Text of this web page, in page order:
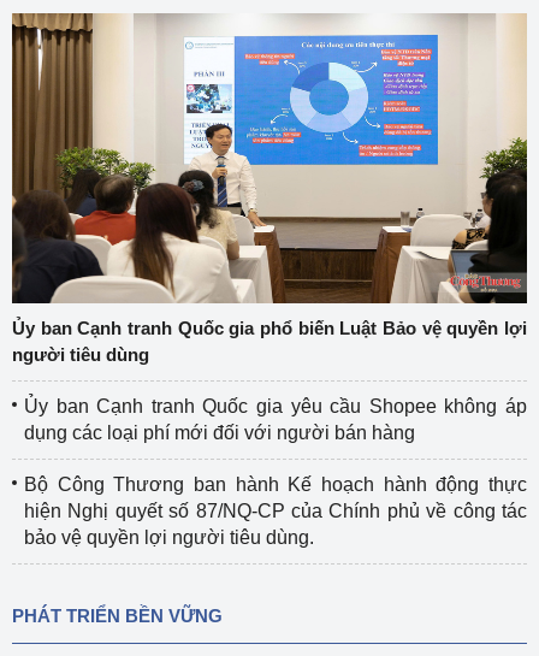
Ủy ban Cạnh tranh Quốc gia phổ biến Luật Bảo vệ quyền lợi
người tiêu dùng
Ủy ban Cạnh tranh Quốc gia yêu cầu Shopee không áp
dụng các loại phí mới đối với người bán hàng
Bộ Công Thương ban hành Kế hoạch hành động thực
hiện Nghị quyết số 87/NQ-CP của Chính phủ về công tác
bảo vệ quyền lợi người tiêu dùng.
PHÁT TRIỂN BỀN VỮNG